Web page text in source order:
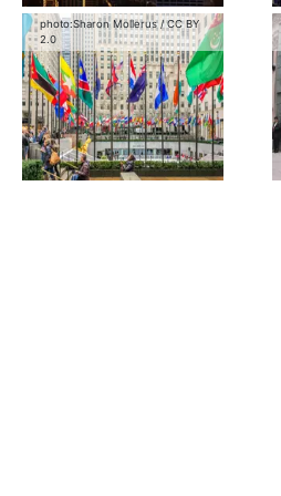
photo:Sharon Mollerus /CC BY
2.0